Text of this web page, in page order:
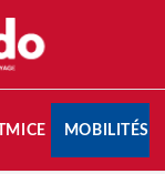
MICE MOBILITÉS